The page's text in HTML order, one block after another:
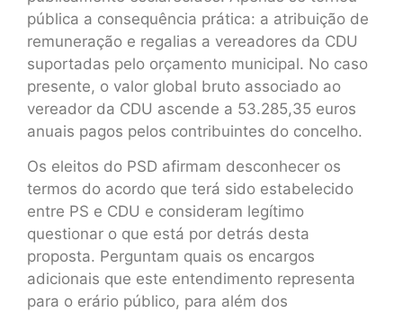
pública a consequência prática: a atribuição de
remuneração e regalias a vereadores da CDU
suportadas pelo orçamento municipal. No caso
presente, o valor global bruto associado ao
vereador da CDU ascende a 53.285,35 euros
anuais pagos pelos contribuintes do concelho.
Os eleitos do PSD afirmam desconhecer os
termos do acordo que terá sido estabelecido
entre PS e CDU e consideram legítimo
questionar o que está por detrás desta
proposta. Perguntam quais os encargos
adicionais que este entendimento representa
para o erário público, para além dos